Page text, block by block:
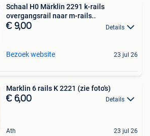
Schaal H0 Märklin 2291 k-rails
overgangsrail naar m-rails..
€ 9,00 Details
Bezoek website 23 jul 26
Marklin 6 rails K 2221 (zie foto's)
€ 6,00 Details
Ath 23 jul 26